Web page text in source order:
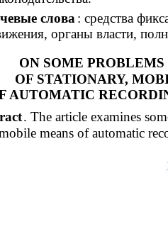
слова : средства
органы власти,
ON SOME
OF STATIONARY,
AUTOMATIC
. The article examines
means of automatic